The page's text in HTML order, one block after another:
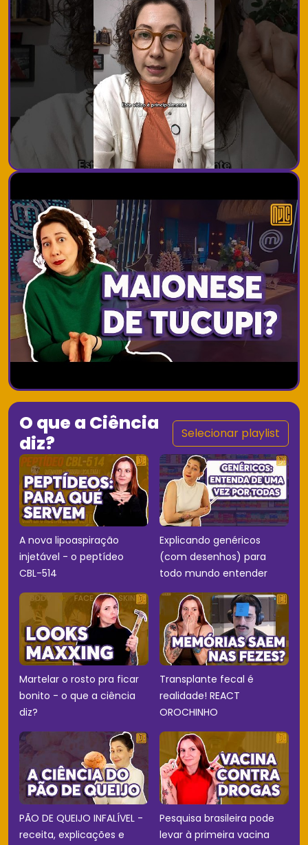
O que a Ciência
diz?
Selecionar playlist
A nova lipoaspiração
injetável - o peptídeo
CBL-514
Explicando genéricos
(com desenhos) para
todo mundo entender
Martelar o rosto pra ficar
bonito - o que a ciência
diz?
Transplante fecal é
realidade! REACT
OROCHINHO
PÃO DE QUEIJO INFALÍVEL -
receita, explicações e
Pesquisa brasileira pode
levar à primeira vacina